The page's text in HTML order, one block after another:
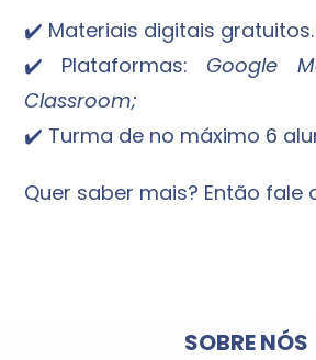
✔️ Materiais digitais gratuitos.
✔️ Plataformas: Google
Classroom;
✔️ Turma de no máximo 6
Quer saber mais? Então fale
SOBRE NÓS